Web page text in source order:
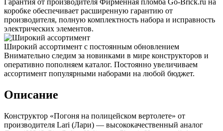
Гарантия от производителя Фирменная пломба Go-Brick.ru на
коробке обеспечивает расширенную гарантию от
производителя, полную комплектность набора и исправность
электрических элементов.
Широкий ассортимент с постоянным обновлением
Внимательно следим за новинками в мире конструкторов и
оперативно пополняем каталог. Постоянно увеличиваем
ассортимент популярными наборами на любой бюджет.
Описание
Конструктор «Погоня на полицейском вертолете» от
производителя Lari (Лари) — высококачественный аналог